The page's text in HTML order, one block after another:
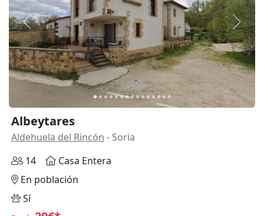
Anterior
Albeytares
Aldehuela del Rincón - Soria
14
Casa Entera
En población
Sí